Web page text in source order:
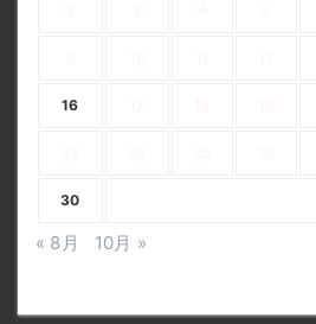
16
30
« 8月 10月 »